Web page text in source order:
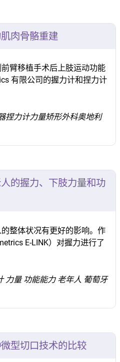
肉骨骼重建
臂移植手术后上肢运动功能
有限公司的握力计和捏力计
捏力计力量矫形外科奥地利
的握力、下肢力量和功
整体状况有更好的影响。作
E-LINK）对握力进行了
力量 功能能力 老年人 葡萄牙
型切口技术的比较